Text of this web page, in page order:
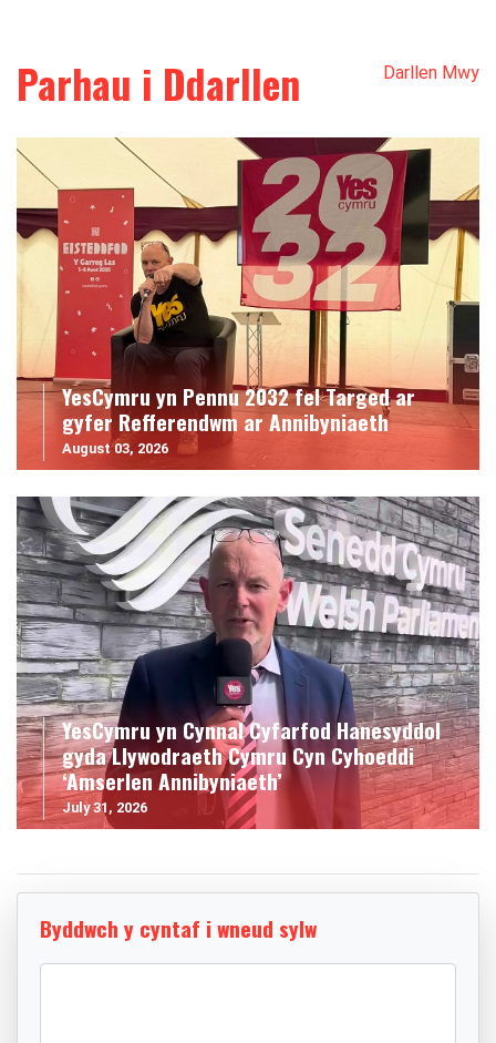
Parhau i Ddarllen Darllen Mwy
YesCymru yn Pennu 2032 fel Targed ar
gyfer Refferendwm ar Annibyniaeth
August 03, 2026
YesCymru yn Cynnal Cyfarfod Hanesyddol
gyda Llywodraeth Cymru Cyn Cyhoeddi
‘Amserlen Annibyniaeth’
July 31, 2026
Byddwch y cyntaf i wneud sylw